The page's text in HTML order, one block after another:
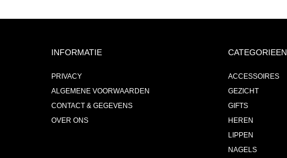
INFORMATIE
PRIVACY
ALGEMENE VOORWAARDEN
CONTACT & GEGEVENS
OVER ONS
CATEGORIEEN
ACCESSOIRES
GEZICHT
GIFTS
HEREN
LIPPEN
NAGELS